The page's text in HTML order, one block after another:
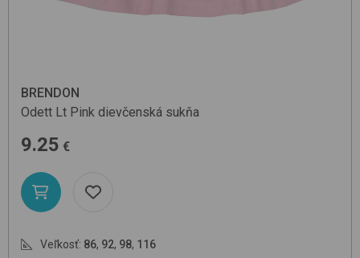
BRENDON
Odett Lt Pink dievčenská sukňa
9.25 €
Veľkosť: 86, 92, 98, 116